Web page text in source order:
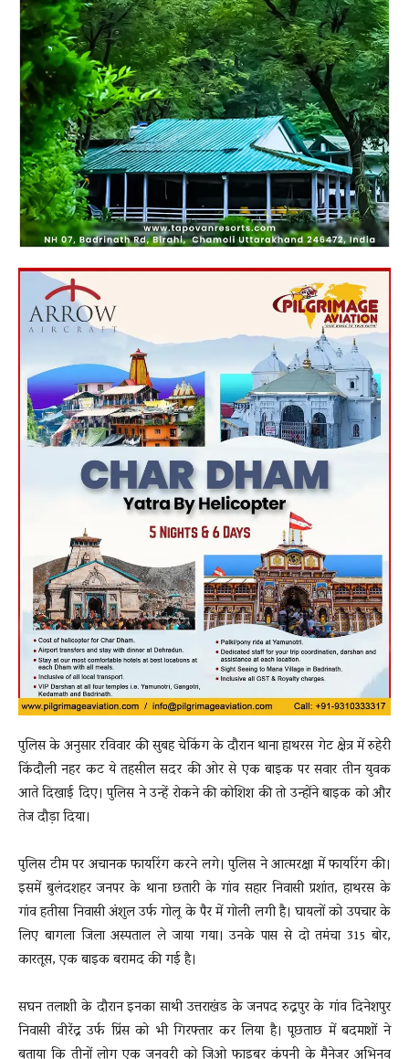
पुलिस के अनुसार रविवार की सुबह चेकिंग के दौरान थाना हाथरस गेट क्षेत्र में रुहेरी
किंदौली नहर कट ये तहसील सदर की ओर से एक बाइक पर सवार तीन युवक
आते दिखाई दिए। पुलिस ने उन्हें रोकने की कोशिश की तो उन्होंने बाइक को और
तेज दौड़ा दिया।
पुलिस टीम पर अचानक फायरिंग करने लगे। पुलिस ने आत्मरक्षा में फायरिंग की।
इसमें बुलंदशहर जनपर के थाना छतारी के गांव सहार निवासी प्रशांत, हाथरस के
गांव हतीसा निवासी अंशुल उर्फ गोलू के पैर में गोली लगी है। घायलों को उपचार के
लिए बागला जिला अस्पताल ले जाया गया। उनके पास से दो तमंचा 315 बोर,
कारतूस, एक बाइक बरामद की गई है।
सघन तलाशी के दौरान इनका साथी उत्तराखंड के जनपद रुद्रपुर के गांव दिनेशपुर
निवासी वीरेंद्र उर्फ प्रिंस को भी गिरफ्तार कर लिया है। पूछताछ में बदमाशों ने